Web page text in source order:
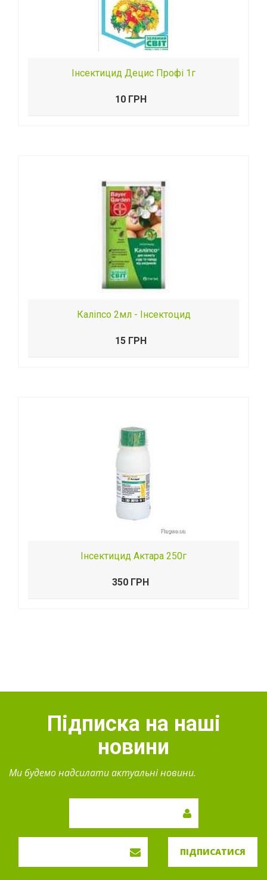
Інсектицид Децис Профі 1г
10 ГРН
Каліпсо 2мл - Інсектоцид
15 ГРН
Інсектицид Актара 250г
350 ГРН
Підписка на наші
новини
Ми будемо надсилати актуальні новини.
ПІДПИСАТИСЯ